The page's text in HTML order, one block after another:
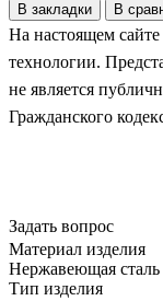
В закладки
В
На настоящем
технологии.
не является
Гражданского
Задать вопрос
Материал изделия
Нержавеющая сталь
Тип изделия